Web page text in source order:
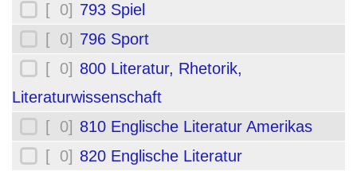
[ 0] 793 Spiel
[ 0] 796 Sport
[ 0] 800 Literatur, Rhetorik,
Literaturwissenschaft
[ 0] 810 Englische Literatur Amerikas
[ 0] 820 Englische Literatur